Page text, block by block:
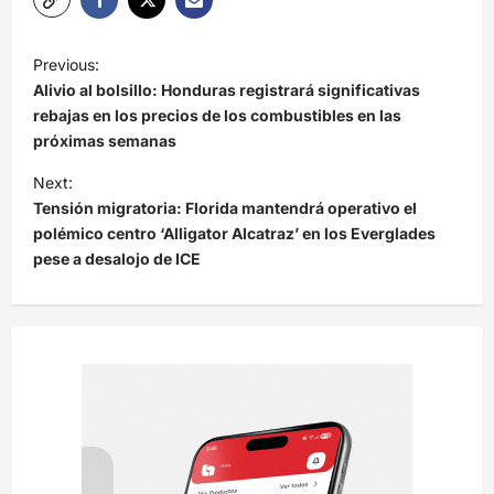
N
a
v
e
g
a
c
Previous:
Alivio al bolsillo: Honduras registrará significativas
rebajas en los precios de los combustibles en las
próximas semanas
Next:
Tensión migratoria: Florida mantendrá operativo el
polémico centro ‘Alligator Alcatraz’ en los Everglades
pese a desalojo de ICE